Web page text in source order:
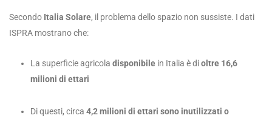
Secondo Italia Solare, il problema dello spazio non sussiste. I dati
ISPRA mostrano che:
La superficie agricola disponibile in Italia è dioltre 16,6
milioni di ettari
Di questi, circa 4,2 milioni di ettari sono inutilizzati o